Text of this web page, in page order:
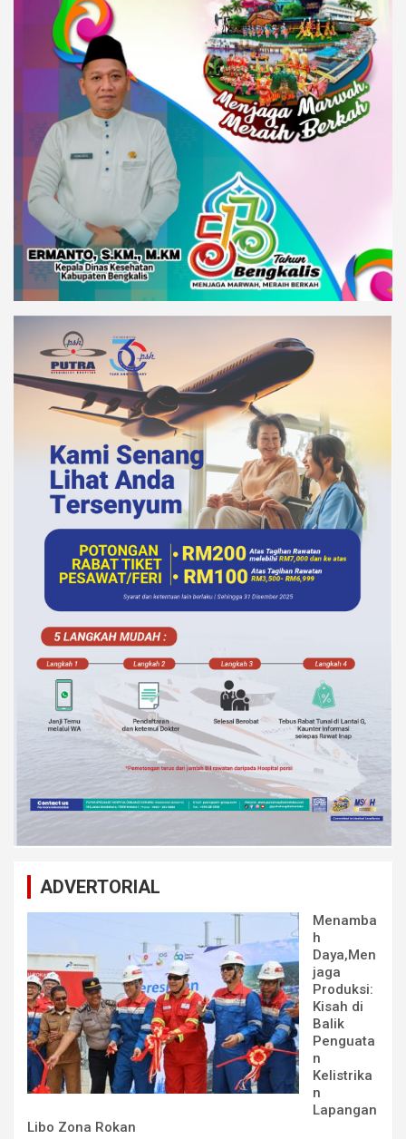
ADVERTORIAL
Menamba
h
Daya,Men
jaga
Produksi:
Kisah di
Balik
Penguata
n
Kelistrika
n
Lapangan
Libo Zona Rokan